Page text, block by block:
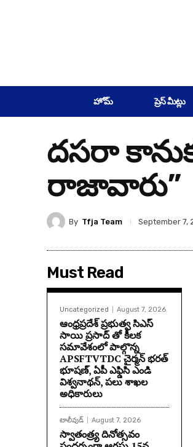
హోమ్ ప్రెస్ మీట్లు
దసరా
రాజావారు”
By Tfja Team September 7,
Must Read
Uncategorized August 7, 2026
ఆంధ్రప్రదేశ్ ప్రభుత్వ సిఎస్
సాయి ప్రసాద్ తో కీలక
సమావేశంలో పాల్గొన్న
APSFTVTDC చైర్మన్ భరత్
భూషణ్, ఏపీ ఎఫ్డిసి ఎండి
విశ్వనాథన్, పలు శాఖల
అధికారులు
టాలీవుడ్ August 7, 2026
స్వాతంత్ర్య దినోత్సవం